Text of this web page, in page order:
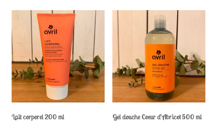
Lait corporel 200 ml Gel douche Coeur d’Abricot 500 ml